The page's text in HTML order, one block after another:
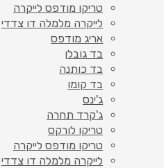
טריקו מודפס לייקרה
לייקרה מלמלה דו צדדי
אריג מודפס
בד גובלן
בד כותנה
בד קומו
ג'ינס
ג'קרד תחרה
טריקו לורקס
טריקו מודפס לייקרה
לייקרה מלמלה דו צדדי